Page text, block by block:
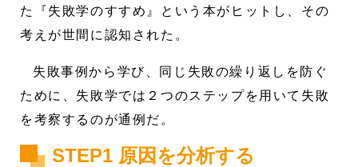
た『失敗学のすすめ』という本がヒットし、その
考えが世間に認知された。
失敗事例から学び、同じ失敗の繰り返しを防ぐ
ために、失敗学では２つのステップを用いて失敗
を考察するのが通例だ。
STEP1 原因を分析する